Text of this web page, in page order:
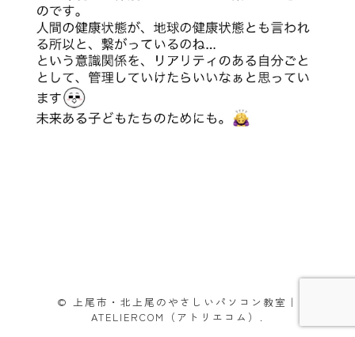
© 上尾市・北上尾のやさしいパソコン教室｜
ATELIERCOM（アトリエコム）.